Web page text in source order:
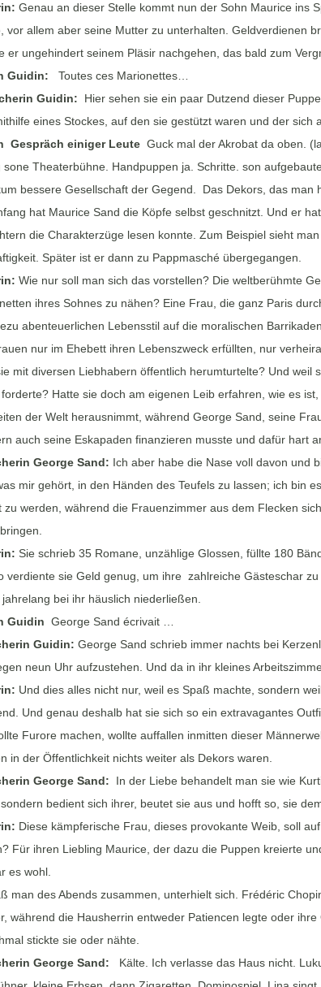
Genau an dieser Stelle kommt nun der Sohn Maurice ins
vor allem aber seine Mutter zu unterhalten. Geldverdienen
er ungehindert seinem Pläsir nachgehen, das bald zum
Guidin:
Toutes ces Marionettes…
Guidin:
Hier sehen sie ein paar Dutzend dieser
eines Stockes, auf den sie gestützt waren und der sich
Gespräch einiger Leute Guck mal der Akrobat da oben.
sone Theaterbühne. Handpuppen ja. Schritte. son
bessere Gesellschaft der Gegend. Das Dekors, das man
hat Maurice Sand die Köpfe selbst geschnitzt. Und er
die Charakterzüge lesen konnte. Zum Beispiel sieht
Später ist er dann zu Pappmasché übergegangen.
Wie nur soll man sich das vorstellen? Die weltberühmte
ihres Sohnes zu nähen? Eine Frau, die ganz Paris
abenteuerlichen Lebensstil auf die moralischen
nur im Ehebett ihren Lebenszweck erfüllten, nur
mit diversen Liebhabern öffentlich herumturtelte? Und
Hatte sie doch am eigenen Leib erfahren, wie es
der Welt herausnimmt, während George Sand, seine
auch seine Eskapaden finanzieren musste und dafür hart
George Sand: Ich aber habe die Nase voll davon und
mir gehört, in den Händen des Teufels zu lassen; ich bin
zu werden, während die Frauenzimmer aus dem Flecken
Sie schrieb 35 Romane, unzählige Glossen, füllte 180
verdiente sie Geld genug, um ihre zahlreiche Gästeschar
bei ihr häuslich niederließen.
Guidin George Sand écrivait …
Guidin: George Sand schrieb immer nachts bei
neun Uhr aufzustehen. Und da in ihr kleines
Und dies alles nicht nur, weil es Spaß machte, sondern
Und genau deshalb hat sie sich so ein extravagantes
Furore machen, wollte auffallen inmitten dieser
in der Öffentlichkeit nichts weiter als Dekors waren.
George Sand: In der Liebe behandelt man sie wie
bedient sich ihrer, beutet sie aus und hofft so, sie
Diese kämpferische Frau, dieses provokante Weib, soll
Für ihren Liebling Maurice, der dazu die Puppen kreierte
es wohl.
man des Abends zusammen, unterhielt sich. Frédéric
während die Hausherrin entweder Patiencen legte oder
stickte sie oder nähte.
George Sand:
Kälte. Ich verlasse das Haus nicht.